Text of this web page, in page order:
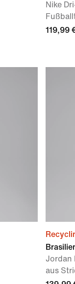
Nike
119,99
Jordan
aus